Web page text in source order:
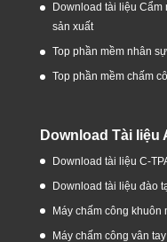
Download tài liệu
sản xuất
Top phần mềm nhân
Top phần mềm chấm
Download Tài liệu
Download tài liệu C-
Download tài liệu đào
Máy chấm công khuôn
Máy chấm công vân tay